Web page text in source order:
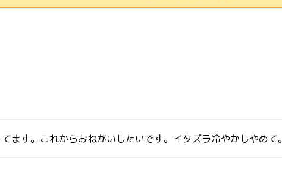
ます。これからおねがいしたいです。イタズラ冷やかしやめて。